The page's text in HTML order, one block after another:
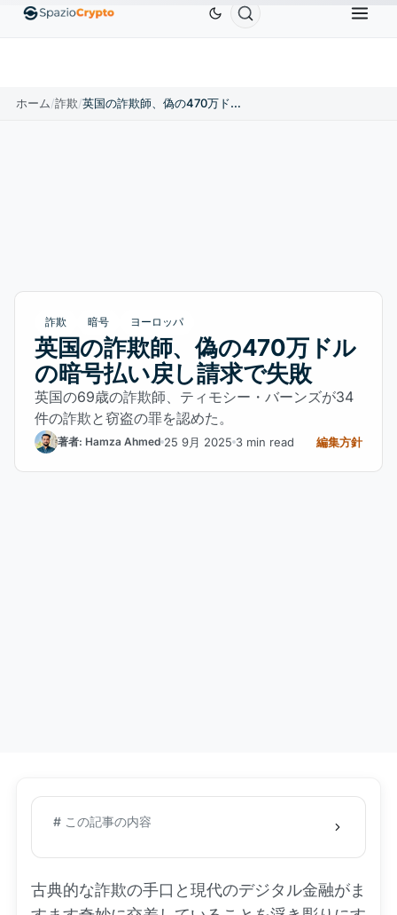
EthereumETH$1,880.58 Tether USDT BNBBNB
ホーム/詐欺/ 英国の詐欺師、偽の470万ドルの暗号払い戻し請求で失敗
詐欺 暗号 ヨーロッパ
英国の詐欺師、偽の470万ドル
の暗号払い戻し請求で失敗
英国の69歳の詐欺師、ティモシー・バーンズが34
件の詐欺と窃盗の罪を認めた。
著者: Hamza Ahmed 25 9月 2025 3 min read 編集方針
# この記事の内容
古典的な詐欺の手口と現代のデジタル金融がま